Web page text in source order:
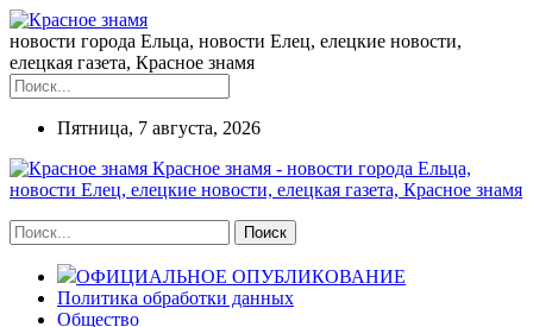
новости города Ельца, новости Елец, елецкие новости,
елецкая газета, Красное знамя
Пятница, 7 августа, 2026
Красное знамя - новости города Ельца,
новости Елец, елецкие новости, елецкая газета, Красное знамя
ОФИЦИАЛЬНОЕ ОПУБЛИКОВАНИЕ
Политика обработки данных
Общество